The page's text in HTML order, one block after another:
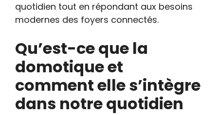
quotidien tout en répondant aux besoins
modernes des foyers connectés.
Qu’est-ce que la
domotique et
comment elle s’intègre
dans notre quotidien